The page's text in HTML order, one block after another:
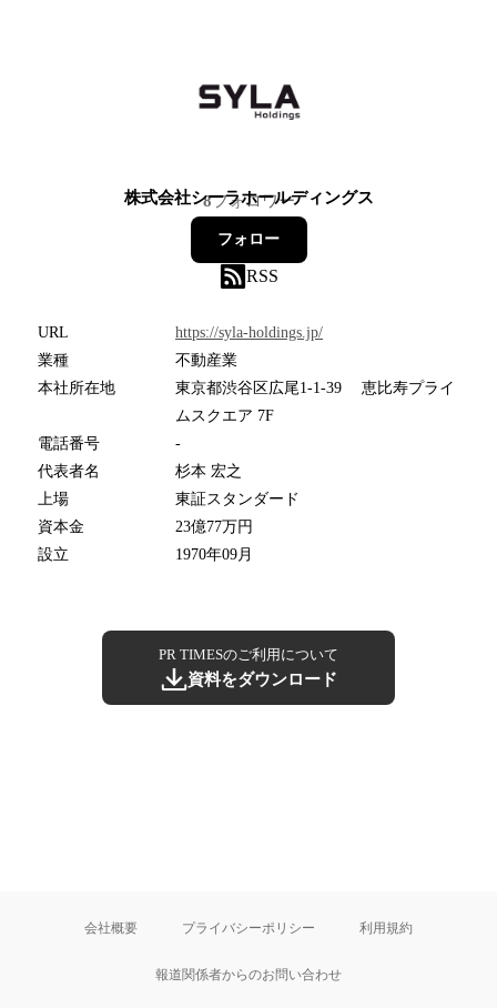
株式会社シーラホールディングス
8フォロワー
フォロー
RSS
URL
https://syla-holdings.jp/
業種
不動産業
本社所在地
東京都渋谷区広尾1-1-39 恵比寿プライ
ムスクエア 7F
電話番号
-
代表者名
杉本 宏之
上場
東証スタンダード
資本金
23億77万円
設立
1970年09月
PR TIMESのご利用について
資料をダウンロード
会社概要 プライバシーポリシー 利用規約
報道関係者からのお問い合わせ